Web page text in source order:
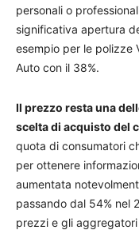
personali o
significativa apertura
esempio per le polizze
Auto con il 38%.
Il prezzo resta una
scelta di acquisto del
quota di consumatori
per ottenere
aumentata
passando dal 54% nel
prezzi e gli